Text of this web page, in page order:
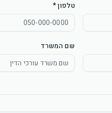
טלפון *
שם המשרד